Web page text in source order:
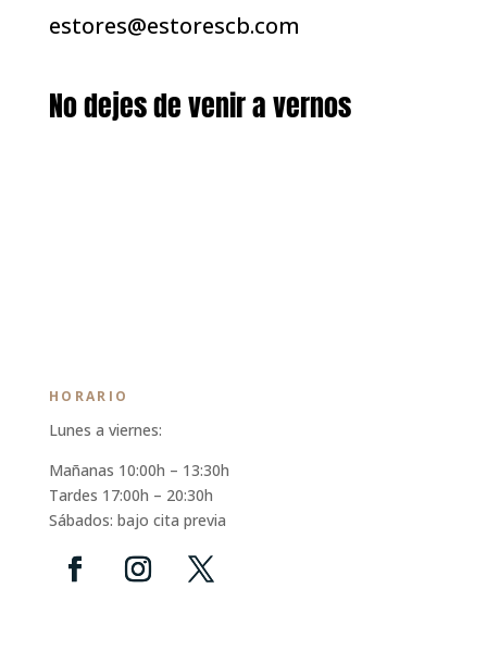
estores@estorescb.com
No dejes de venir a vernos
HORARIO
Lunes a viernes:
Mañanas 10:00h – 13:30h
Tardes 17:00h – 20:30h
Sábados: bajo cita previa